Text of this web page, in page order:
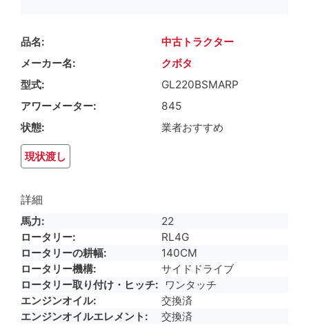
品名
中古トラクター
メーカー名
クボタ
型式
GL220BSMARP
アワーメーター
845
状態
業者おすすめ
現状渡し
詳細
馬力
22
ロータリー
RL4G
ロータリーの耕幅
140CM
ロータリー機構
サイドドライブ
ロータリー取り付け・ヒッチ
ワンタッチ
エンジンオイル
交換済
エンジンオイルエレメント
交換済